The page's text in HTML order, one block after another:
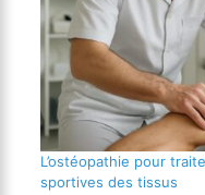
L’ostéopathie pour
sportives des tissus